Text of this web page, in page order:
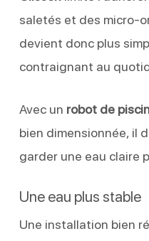
saletés et des micro-
devient donc plus
contraignant au
Avec un robot de
bien dimensionnée, il
garder une eau claire
Une eau plus stable
Une installation bien